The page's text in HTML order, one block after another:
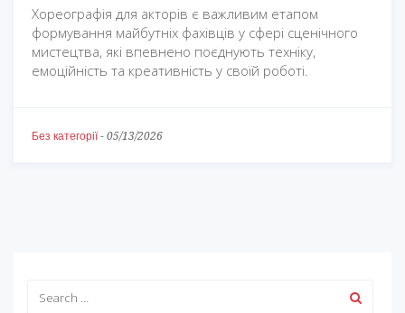
Хореографія для акторів є важливим етапом
формування майбутніх фахівців у сфері сценічного
мистецтва, які впевнено поєднують техніку,
емоційність та креативність у своїй роботі.
Без категорії- 05/13/2026